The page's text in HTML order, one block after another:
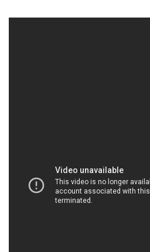
thương mại \ bán hóa chất
Minh